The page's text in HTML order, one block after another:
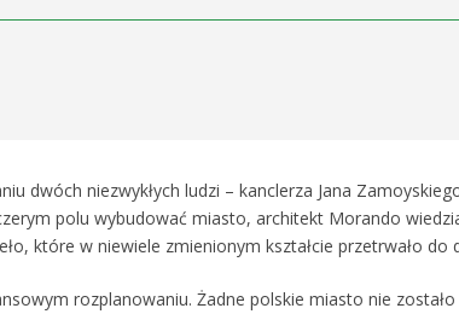
dwóch niezwykłych ludzi – kanclerza Jana
polu wybudować miasto, architekt Morando
które w niewiele zmienionym kształcie przetrwało do
rozplanowaniu. Żadne polskie miasto nie zostało